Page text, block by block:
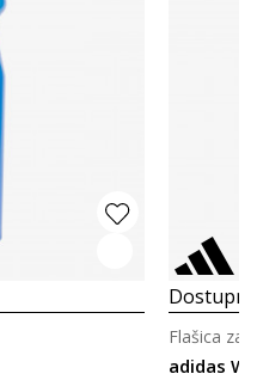
adidas
Flašica za